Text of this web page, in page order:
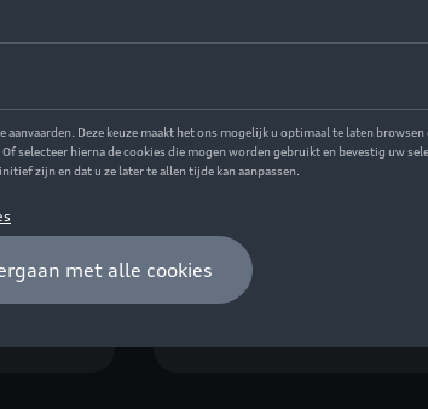
Kofferbekleding
€ 305,00